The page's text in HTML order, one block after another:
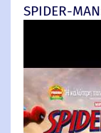
SPIDER-